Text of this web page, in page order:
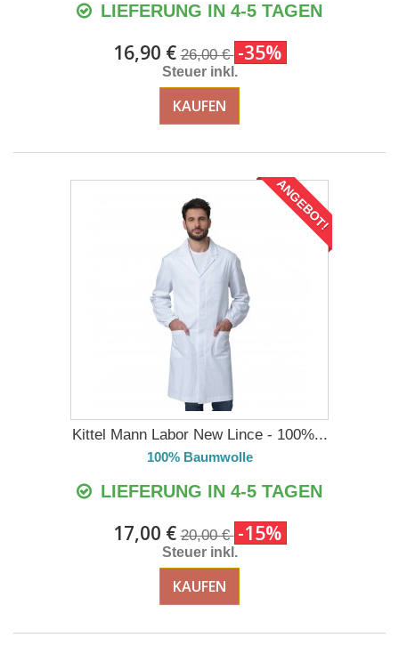
LIEFERUNG IN 4-5 TAGEN
16,90 €26,00 € -35%
Steuer inkl.
KAUFEN
ANGEBOT!
Kittel Mann Labor New Lince - 100%...
100% Baumwolle
LIEFERUNG IN 4-5 TAGEN
17,00 €20,00 € -15%
Steuer inkl.
KAUFEN